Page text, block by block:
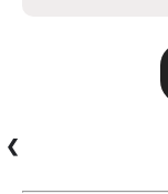
❮